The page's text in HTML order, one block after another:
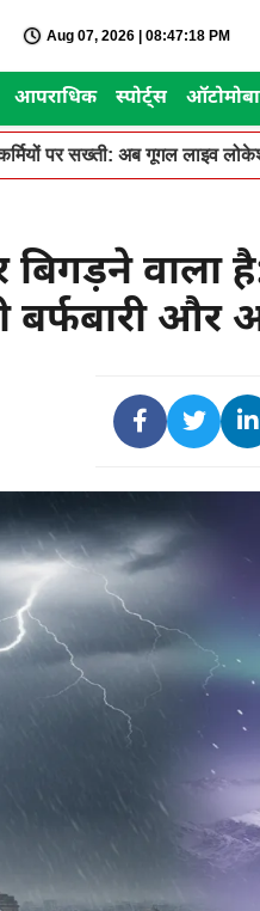
Aug 07, 2026 | 08:47:18 PM
आपराधिक स्पोर्ट्स
पर सख्ती: अब गूगल लाइव
वाला
बर्फबारी